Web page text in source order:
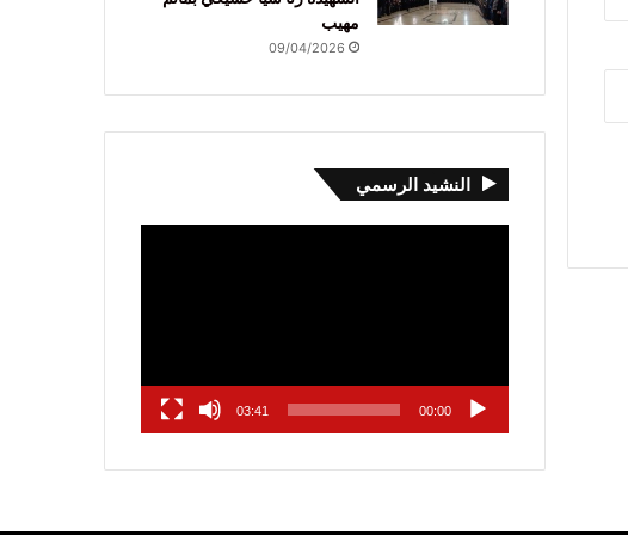
مهيب
09/04/2026
النشيد الرسمي
00:00
03:41